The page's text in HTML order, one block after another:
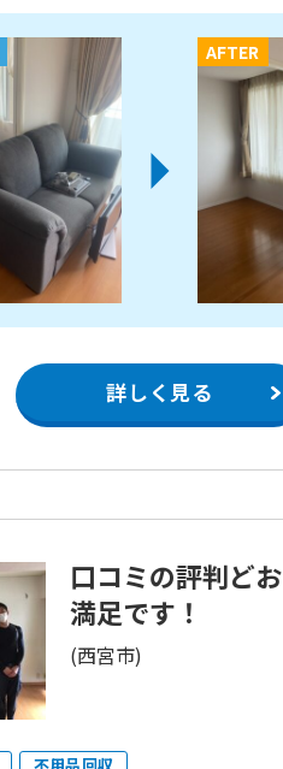
AFTER
詳しく見る
口コミの評判ど
満足です！
(西宮市)
不用品回収